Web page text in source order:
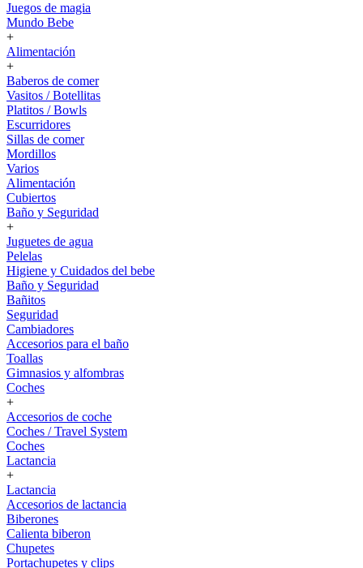
Juegos de magia
Mundo Bebe
+
Alimentación
+
Baberos de comer
Vasitos / Botellitas
Platitos / Bowls
Escurridores
Sillas de comer
Mordillos
Varios
Alimentación
Cubiertos
Baño y Seguridad
+
Juguetes de agua
Pelelas
Higiene y Cuidados del bebe
Baño y Seguridad
Bañitos
Seguridad
Cambiadores
Accesorios para el baño
Toallas
Gimnasios y alfombras
Coches
+
Accesorios de coche
Coches / Travel System
Coches
Lactancia
+
Lactancia
Accesorios de lactancia
Biberones
Calienta biberon
Chupetes
Portachupetes y clips